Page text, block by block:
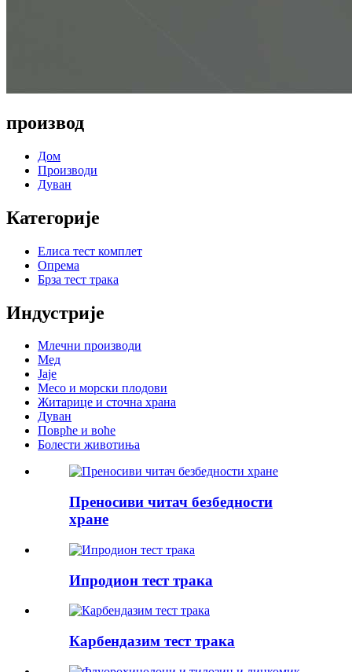
производ
Дом
Производи
Дуван
Категорије
Елиса тест комплет
Опрема
Брза тест трака
Индустрије
Млечни производи
Мед
Јаје
Месо и морски плодови
Житарице и сточна храна
Дуван
Поврће и воће
Болести животиња
Преносиви читач безбедности
хране
Ипродион тест трака
Карбендазим тест трака